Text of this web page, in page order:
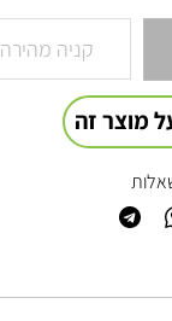
קניה מהירה
מוצר זה